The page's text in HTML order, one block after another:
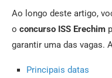
Ao longo deste artigo,
o concurso ISS Erechim
garantir uma das vagas.
Principais datas